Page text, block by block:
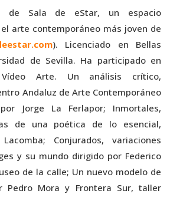
de Sala de eStar, un espacio
arte contemporáneo más joven de
). Licenciado en Bellas
de Sevilla. Ha participado en
Arte. Un análisis crítico,
Andaluz de Arte Contemporáneo
Jorge La Ferlapor; Inmortales,
de una poética de lo esencial,
Conjurados, variaciones
y su mundo dirigido por Federico
de la calle; Un nuevo modelo de
Pedro Mora y Frontera Sur, taller